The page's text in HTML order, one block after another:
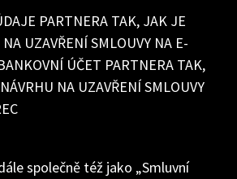
PARTNERA TAK, JAK JE
UZAVŘENÍ SMLOUVY NA E-
ÚČET PARTNERA TAK,
NA UZAVŘENÍ SMLOUVY
společně též jako „Smluvní